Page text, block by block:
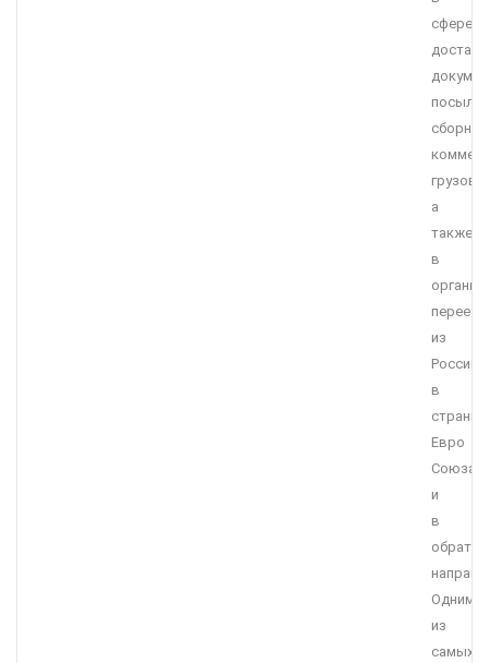
сфере
сборных
грузов,
а
также
в
из
России
в
страны
Евро
Союза
и
в
Одним
из
самых